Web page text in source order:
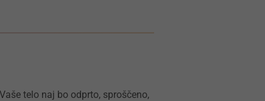
telo naj bo odprto, sproščeno,